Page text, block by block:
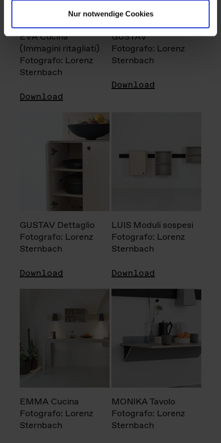
Nur notwendige Cookies
EVA Cucina
(Immagini ritagliati)
Fotografo: Lorenz
Sternbach
Download
GUSTAV
Fotografo: Lorenz
Sternbach
Download
GUSTAV Dettaglio
Fotografo: Lorenz
Sternbach
Download
LUIS Moduli sospesi
Fotografo: Lorenz
Sternbach
Download
EMMA Cucina
Fotografo: Lorenz
Sternbach
MONIKA Tavolo
Fotografo: Lorenz
Sternbach